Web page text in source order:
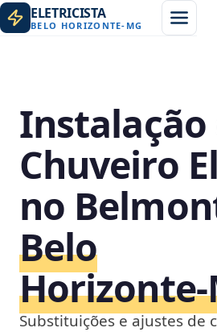
ELETRICISTA
BELO HORIZONTE- MG
Instalação
Chuveiro
no
Belo
Substituições e ajustes de